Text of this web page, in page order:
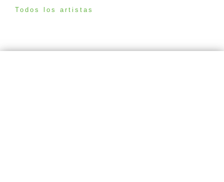
Todos los artistas